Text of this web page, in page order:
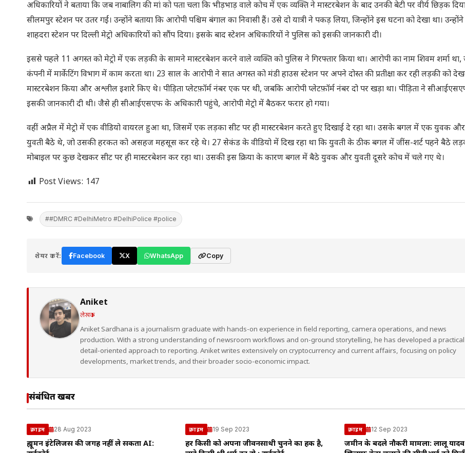
अधिकारियों ने बताया कि जब नाबालिग की मां को पता चला कि भीड़भाड़ वाले कोच में एक व्यक्ति ने मास्टरबेशन के बाद उनकी बेटी पर वीर्य छिड़क
सीलमपुर स्टेशन पर उतर गईं। उन्होंने बताया कि आरोपी पश्चिम बंगाल का निवासी हैं। उसे दो यात्री ने पकड़ लिया, जिन्होंने इस घटना को देखा था।
शाहदरा स्टेशन पर दिल्ली मेट्रो अधिकारियों को सौंप दिया। इसके बाद स्टेशन अधिकारियों ने पुलिस को इसकी जानकारी दी।
इससे पहले 11 अगस्त को मेट्रो में एक लड़की के सामने मास्टरबेशन करने वाले व्यक्ति को पुलिस ने गिरफ्तार किया था। आरोपी का नाम शिवम शर्मा था,
कंपनी में मार्केटिंग विभाग में काम करता था। 23 साल के आरोपी ने सात अगस्त को मंडी हाउस स्टेशन पर अपने दोस्त की प्रतीक्षा कर रही लड़की को
मास्टरबेशन किया और अश्लील इशारे किए थे। पीड़िता प्लेटफ़ॉर्म नंबर एक पर थी, जबकि आरोपी प्लेटफ़ॉर्म नंबर दो पर खड़ा था। पीड़िता ने
इसकी जानकारी दी थी। जैसे ही सीआईएसएफ के अधिकारी पहुंचे, आरोपी मेट्रो में बैठकर फरार हो गया।
वहीं अप्रैल में मेट्रो में एक वीडियो वायरल हुआ था, जिसमें एक लड़का सीट पर ही मास्टरबेशन करते हुए दिखाई दे रहा था। उसके बगल में एक युवक
युवती बैठे थे, जो उसकी हरकत को असहज महसूस कर रहे थे। 27 सेकंड के वीडियो में दिख रहा था कि युवती के ठीक बगल में जींस-शर्ट पहने बैठे
मोबाइल पर कुछ देखकर सीट पर ही मास्टरबेशन कर रहा था। उसकी इस क्रिया के कारण बगल में बैठे युवक और युवती दूसरे कोच में चले गए थे।
Post Views: 147
##DMRC #DelhiMetro #DelhiPolice #police
शेयर करें: Facebook X WhatsApp Copy
Aniket
लेखक
Aniket Sardhana is a journalism graduate with hands-on experience in field reporting, camera operations, and news
production. With a strong understanding of newsroom workflows and on-ground storytelling, he has developed a
detail-oriented approach to reporting. Aniket writes extensively on cryptocurrency and current affairs, focusing on policy
developments, market trends, and their broader socio-economic impact.
संबंधित खबरें
क्राइम 28 Aug 2023
ह्यूमन इंटेलिजेंस की जगह नहीं ले सकता AI:
क्राइम 19 Sep 2023
हर किसी को अपना जीवनसाथी चुनने का हक है,
क्राइम 12 Sep 2023
जमीन के बदले नौकरी मामला: लालू